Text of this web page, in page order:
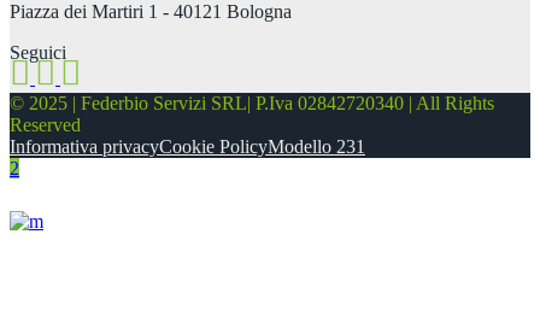
Piazza dei Martiri 1 - 40121 Bologna
Seguici
© 2025 | Federbio Servizi SRL| P.Iva 02842720340 | All Rights
Reserved
Informativa privacyCookie PolicyModello 231